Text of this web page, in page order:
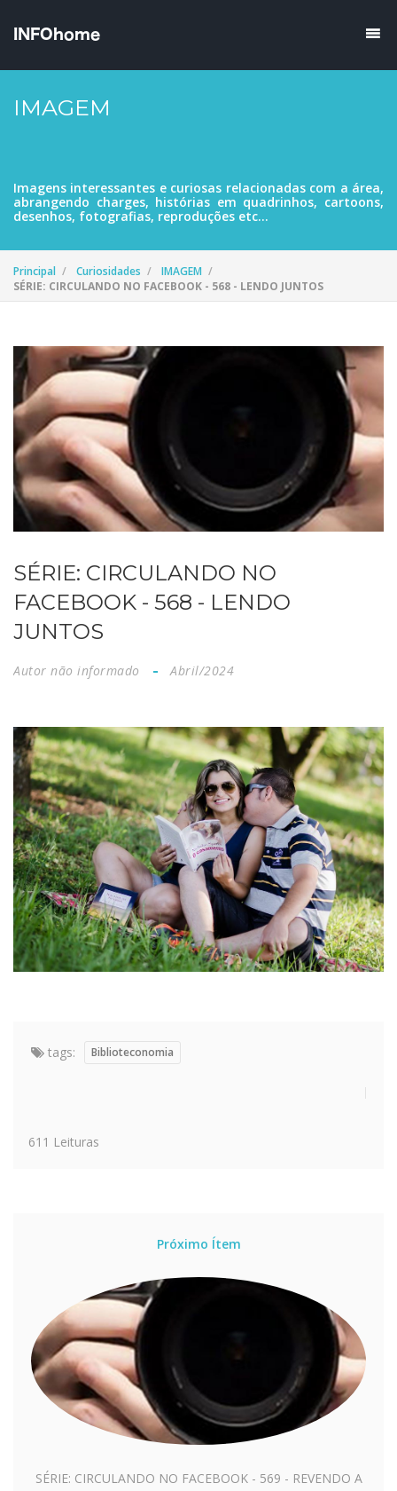
IMAGEM
Imagens interessantes e curiosas relacionadas com a área,
abrangendo charges, histórias em quadrinhos, cartoons,
desenhos, fotografias, reproduções etc...
Principal Curiosidades
IMAGEM
SÉRIE: CIRCULANDO NO FACEBOOK - 568 - LENDO JUNTOS
SÉRIE: CIRCULANDO NO
FACEBOOK - 568 - LENDO
JUNTOS
Autor não informado Abril/2024
tags: Biblioteconomia
611 Leituras
Próximo Ítem
SÉRIE: CIRCULANDO NO FACEBOOK - 569 - REVENDO A